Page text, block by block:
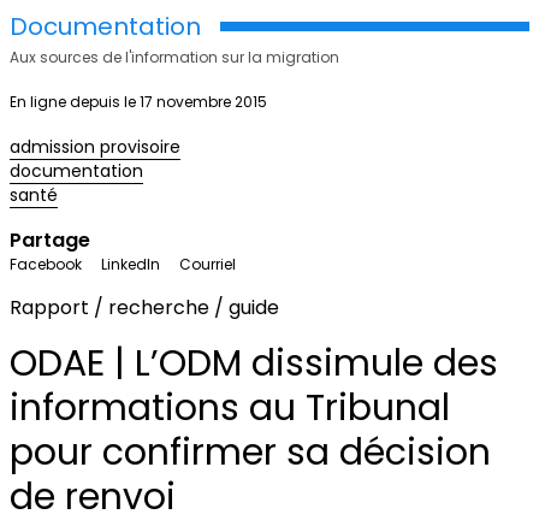
Documentation
Aux sources de l'information sur la migration
En ligne depuis le 17 novembre 2015
admission provisoire
documentation
santé
Partage
Facebook LinkedIn Courriel
Rapport / recherche / guide
ODAE | L’ODM dissimule des
informations au Tribunal
pour confirmer sa décision
de renvoi